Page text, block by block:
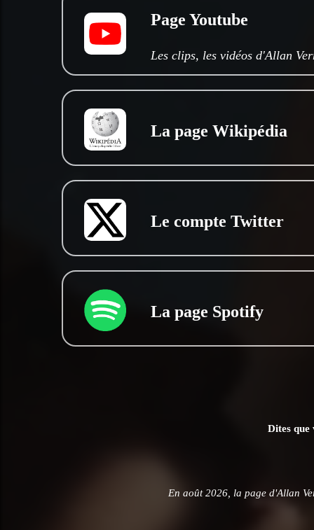
Page Youtube
Les clips, les vidéos d'Allan
La page Wikipédia
Le compte Twitter
La page Spotify
Dites que
En août 2026, la page d'Allan